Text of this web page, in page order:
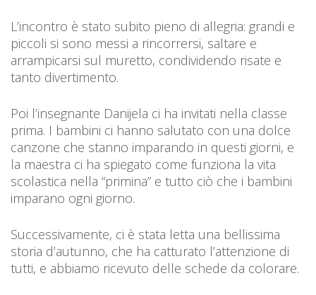
L’incontro è stato subito pieno di allegria: grandi e
piccoli si sono messi a rincorrersi, saltare e
arrampicarsi sul muretto, condividendo risate e
tanto divertimento.
Poi l’insegnante Danijela ci ha invitati nella classe
prima. I bambini ci hanno salutato con una dolce
canzone che stanno imparando in questi giorni, e
la maestra ci ha spiegato come funziona la vita
scolastica nella “primina” e tutto ciò che i bambini
imparano ogni giorno.
Successivamente, ci è stata letta una bellissima
storia d’autunno, che ha catturato l’attenzione di
tutti, e abbiamo ricevuto delle schede da colorare.